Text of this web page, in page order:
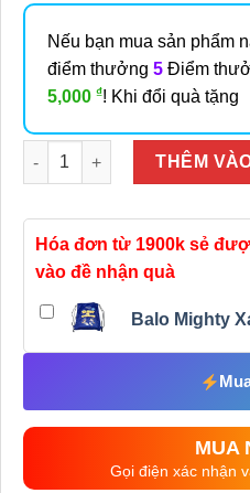
Nếu bạn mua sản phẩm
điểm thưởng 5 Điểm
5,000 ₫! Khi đổi quà tặng
Số lượng
THÊM
Hóa đơn từ 1900k sẻ
vào đề nhận quà
Balo Mighty
MUA
Gọi điện xác nhận